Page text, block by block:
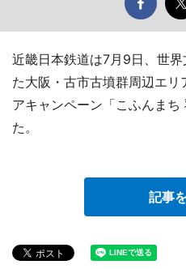
近畿日本鉄道は7月9日、世
た大阪・古市古墳群周辺エリ
アキャンペーン「こふんま
た。
記事